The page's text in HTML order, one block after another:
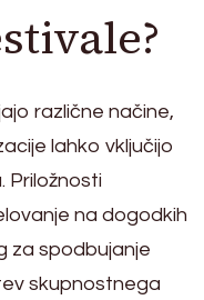
različne načine,
lahko vključijo
Priložnosti
na dogodkih
za spodbujanje
skupnostnega